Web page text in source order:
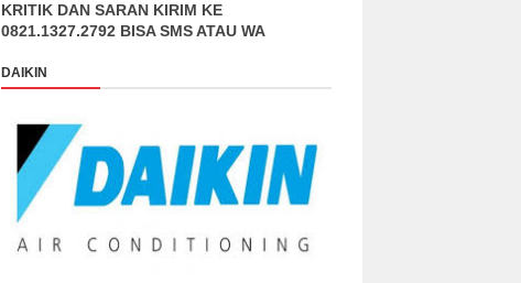
KRITIK DAN SARAN KIRIM KE
0821.1327.2792 BISA SMS ATAU WA
DAIKIN